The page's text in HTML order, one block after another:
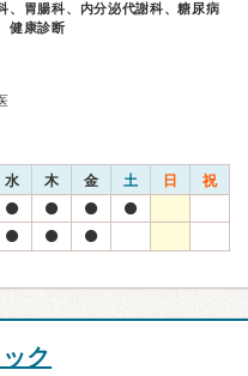
、胃腸科、内分泌代謝科、糖尿病
健康診断
水 木 金 土 日 祝
ク